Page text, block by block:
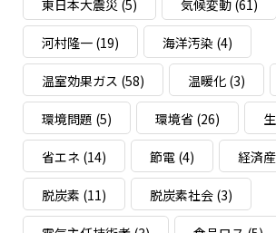
東日本大震災 (5) 気候変動(61)
河村隆一(19) 海洋汚染 (4)
温室効果ガス (58) 温暖化(3)
環境問題 (5) 環境省(26)
省エネ (14) 節電(4) 経済
脱炭素 (11) 脱炭素社会(3)